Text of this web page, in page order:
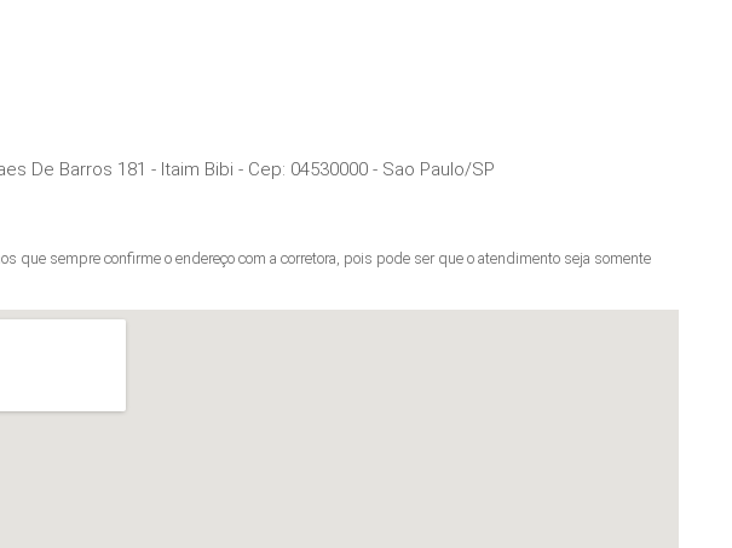
De Barros 181 - Itaim Bibi - Cep: 04530000 - Sao Paulo/SP
que sempre confirme o endereço com a corretora, pois pode ser que o atendimento seja somente